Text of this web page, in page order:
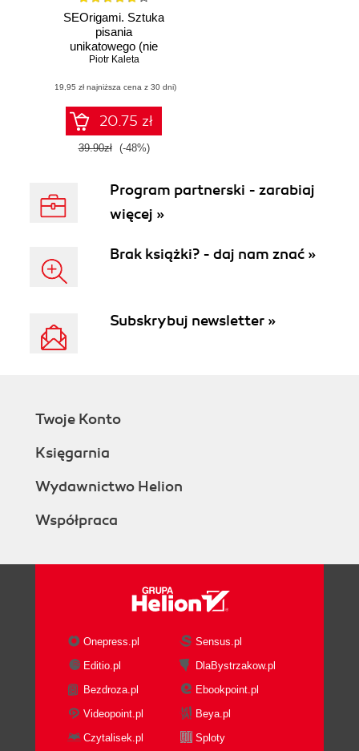
SEOrigami. Sztuka
pisania
unikatowego (nie
tylko na potrzeby
Piotr Kaleta
(19,95 zł najniższa cena z 30 dni)
20.75 zł
39.90zł (-48%)
Program partnerski - zarabiaj
więcej »
Brak książki? - daj nam znać »
Subskrybuj newsletter »
Twoje Konto
Księgarnia
Wydawnictwo Helion
Współpraca
Onepress.pl
Sensus.pl
Editio.pl
DlaBystrzakow.pl
Bezdroza.pl
Ebookpoint.pl
Videopoint.pl
Beya.pl
Czytalisek.pl
Sploty